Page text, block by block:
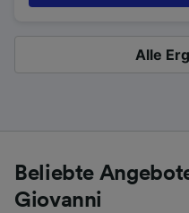
Alle
Beliebte
Giovanni